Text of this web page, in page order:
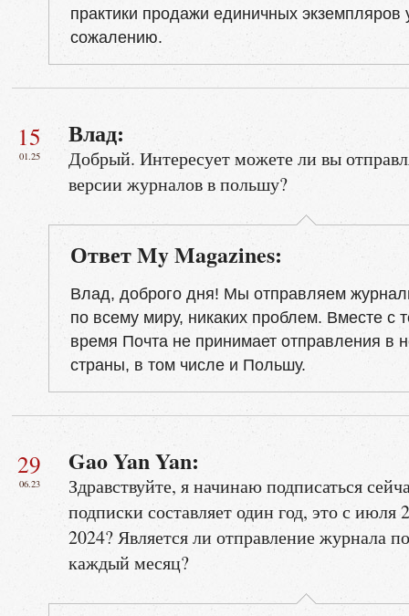
практики продажи единичных экземпляров
сожалению.
15
01.25
Влад:
Добрый. Интересует можете ли вы
версии журналов в польшу?
Ответ My Magazines:
Влад, доброго дня! Мы отправляем
по всему миру, никаких проблем. Вместе с
время Почта не принимает отправления в
страны, в том числе и Польшу.
29
06.23
Gao Yan Yan:
Здравствуйте, я начинаю подписаться
подписки составляет один год, это с июля
2024? Является ли отправление журнала
каждый месяц?